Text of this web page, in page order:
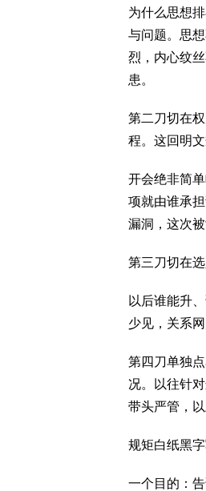
为什么思想
与问题。思
烈，内心纹
患。
第二刀切在
程。这回明
开会绝非简
项就由谁承
漏洞，这次
第三刀切在
以后谁能升
少见，关系
第四刀单独
况。以往针
带头严管，以
规矩白纸黑
一个目的：